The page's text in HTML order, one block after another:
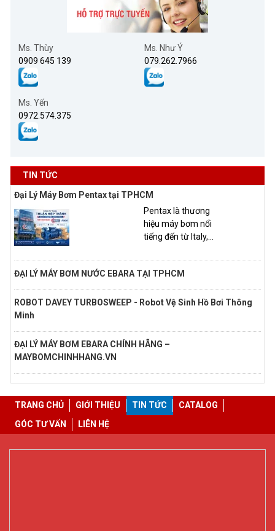
Ms. Thùy
0909 645 139
Ms. Như Ý
079.262.7966
Ms. Yến
0972.574.375
TIN TỨC
Đại Lý Máy Bơm Pentax tại TPHCM
Pentax là thương
hiệu máy bơm nổi
tiếng đến từ Italy,...
ĐẠI LÝ MÁY BƠM NƯỚC EBARA TẠI TPHCM
ROBOT DAVEY TURBOSWEEP - Robot Vệ Sinh Hồ Bơi Thông
Minh
ĐẠI LÝ MÁY BƠM EBARA CHÍNH HÃNG –
MAYBOMCHINHHANG.VN
TRANG CHỦ GIỚI THIỆU TIN TỨC
CATALOG
GÓC TƯ VẤN
LIÊN HỆ